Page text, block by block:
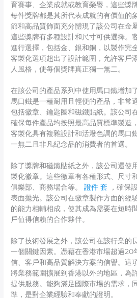
育賽事、企業成就或教育榮譽，這些獎
每件獎牌都是其所代表成就的有價值的
節和高品質飾面充分體現了該公司在金
這些獎牌有多種設計和尺寸可供選擇。
進行選擇，包括金、銀和銅，以製作完
客製化選項超出了設計範圍，允許客戶
人風格，使每個獎牌真正獨一無二。
在該公司的產品系列中使用馬口鐵增加
馬口鐵是一種耐用且輕便的產品，非常
包括徽章、鑰匙圈和磁鐵貼紙。該公司
確保每件產品均按照最高品質標準製造
客製化具有複雜設計和活潑色調的馬口
一無二且非凡紀念品的消費者的首選。
除了獎牌和磁鐵貼紙之外，該公司還使
製化徽章。這些徽章有各種形式、尺寸
俱樂部、商務場合等。證件 套 ，確保
表面拋光。該公司在徽章製作方面的經
的能力相輔相成，使其成為需要在短時
戶值得信賴的合作夥伴。
除了技術發展之外，該公司在該行業的
一個關鍵因素。憑藉在香港市場超過20
信、客戶和高品質解決方案的信譽。這
將業務範圍擴展到香港以外的地區，為
提供服務。能夠滿足國際市場的需求，
準，是對企業經驗和奉獻的證明。